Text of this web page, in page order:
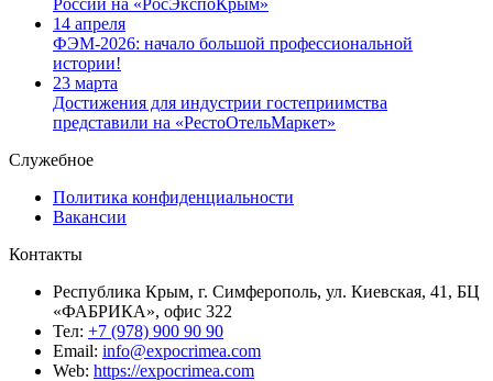
14 апреля
ФЭМ-2026: начало большой профессиональной
истории!
23 марта
Достижения для индустрии гостеприимства
представили на «РестоОтельМаркет»
Служебное
Политика конфиденциальности
Вакансии
Контакты
Республика Крым, г. Симферополь, ул. Киевская, 41, БЦ
«ФАБРИКА», офис 322
Тел: +7 (978) 900 90 90
Email: info@expocrimea.com
Web: https://expocrimea.com